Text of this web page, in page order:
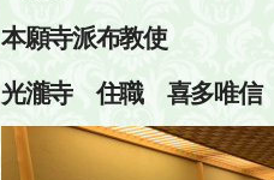
本願寺派布教使
光瀧寺 住職 喜多唯